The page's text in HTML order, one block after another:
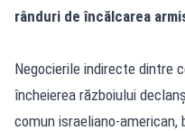
rânduri de încălcarea
Negocierile indirecte dintre
încheierea războiului
comun israeliano-